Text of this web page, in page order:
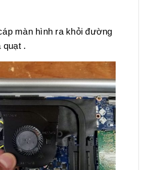
màn hình ra khỏi đường
quạt .